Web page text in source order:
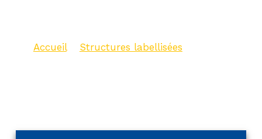
Accueil> Structures labellisées